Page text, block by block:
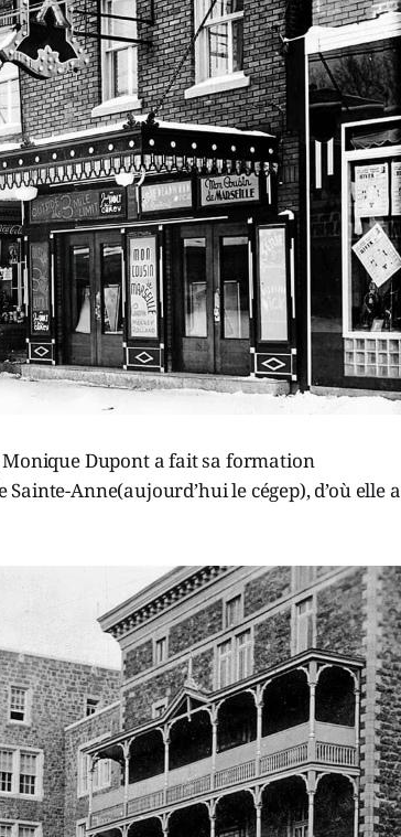
Dupont a fait sa formation
Anne(aujourd’hui le cégep), d’où elle a